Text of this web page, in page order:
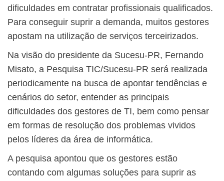
dificuldades em contratar profissionais qualificados.
Para conseguir suprir a demanda, muitos gestores
apostam na utilização de serviços terceirizados.
Na visão do presidente da Sucesu-PR, Fernando
Misato, a Pesquisa TIC/Sucesu-PR será realizada
periodicamente na busca de apontar tendências e
cenários do setor, entender as principais
dificuldades dos gestores de TI, bem como pensar
em formas de resolução dos problemas vividos
pelos líderes da área de informática.
A pesquisa apontou que os gestores estão
contando com algumas soluções para suprir as